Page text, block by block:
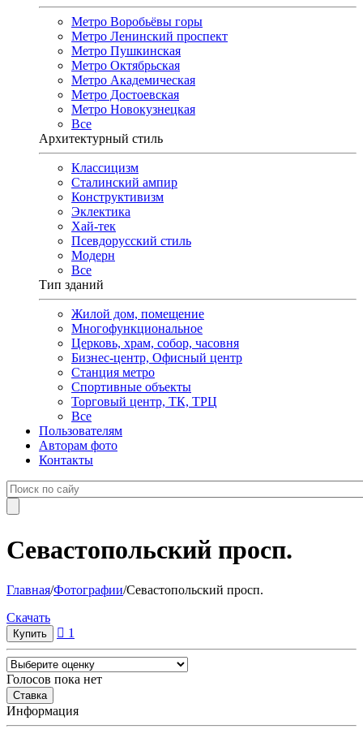
Метро Воробьёвы горы
Метро Ленинский проспект
Метро Пушкинская
Метро Октябрьская
Метро Академическая
Метро Достоевская
Метро Новокузнецкая
Все
Архитектурный стиль
Классицизм
Сталинский ампир
Конструктивизм
Эклектика
Хай-тек
Псевдорусский стиль
Модерн
Все
Тип зданий
Жилой дом, помещение
Многофункциональное
Церковь, храм, собор, часовня
Бизнес-центр, Офисный центр
Станция метро
Спортивные объекты
Торговый центр, ТК, ТРЦ
Все
Пользователям
Авторам фото
Контакты
Севастопольский просп.
Главная/Фотографии/Севастопольский просп.
Cкачать
1
Голосов пока нет
Информация